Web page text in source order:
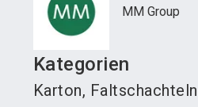
MM Group
Kategorien
Karton, Faltschachteln